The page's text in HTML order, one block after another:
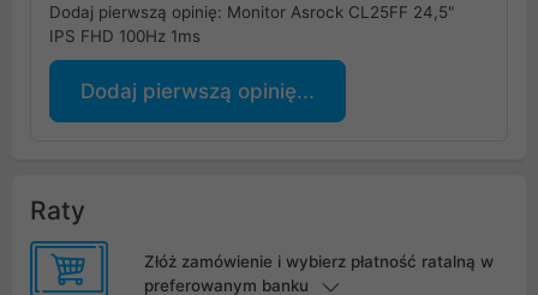
Dodaj pierwszą opinię: Monitor Asrock CL25FF 24,5"
IPS FHD 100Hz 1ms
Dodaj pierwszą opinię...
Raty
Złóż zamówienie i wybierz płatność ratalną w
preferowanym banku